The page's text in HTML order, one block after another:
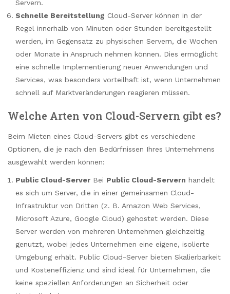
Servern.
Schnelle Bereitstellung Cloud-Server können in der
Regel innerhalb von Minuten oder Stunden bereitgestellt
werden, im Gegensatz zu physischen Servern, die Wochen
oder Monate in Anspruch nehmen können. Dies ermöglicht
eine schnelle Implementierung neuer Anwendungen und
Services, was besonders vorteilhaft ist, wenn Unternehmen
schnell auf Marktveränderungen reagieren müssen.
Welche Arten von Cloud-Servern gibt es?
Beim Mieten eines Cloud-Servers gibt es verschiedene
Optionen, die je nach den Bedürfnissen Ihres Unternehmens
ausgewählt werden können:
Public Cloud-Server Bei Public Cloud-Servern handelt
es sich um Server, die in einer gemeinsamen Cloud-
Infrastruktur von Dritten (z. B. Amazon Web Services,
Microsoft Azure, Google Cloud) gehostet werden. Diese
Server werden von mehreren Unternehmen gleichzeitig
genutzt, wobei jedes Unternehmen eine eigene, isolierte
Umgebung erhält. Public Cloud-Server bieten Skalierbarkeit
und Kosteneffizienz und sind ideal für Unternehmen, die
keine speziellen Anforderungen an Sicherheit oder